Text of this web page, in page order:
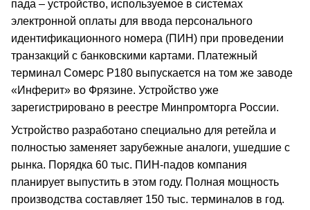
пада – устройство, используемое в системах
электронной оплаты для ввода персонального
идентификационного номера (ПИН) при проведении
транзакций с банковскими картами. Платежный
терминал Сомерс Р180 выпускается на том же заводе
«Инферит» во Фрязине. Устройство уже
зарегистрировано в реестре Минпромторга России.
Устройство разработано специально для ретейла и
полностью заменяет зарубежные аналоги, ушедшие с
рынка. Порядка 60 тыс. ПИН-падов компания
планирует выпустить в этом году. Полная мощность
производства составляет 150 тыс. терминалов в год.